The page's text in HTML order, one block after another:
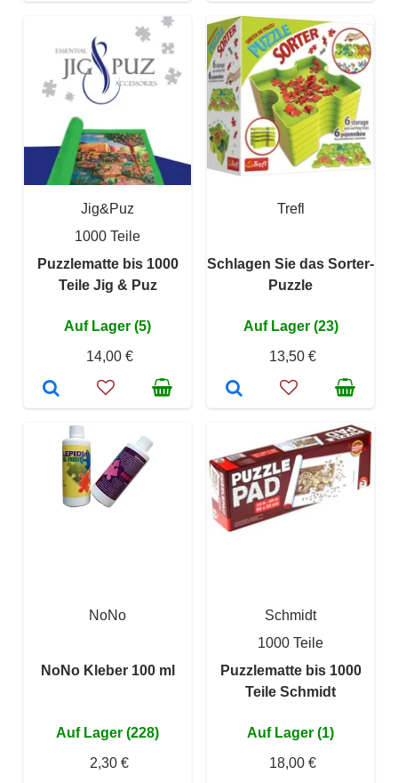
Jig&Puz
1000 Teile
Puzzlematte bis 1000
Teile Jig & Puz
Auf Lager (5)
14,00 €
Trefl
Schlagen Sie das Sorter-
Puzzle
Auf Lager (23)
13,50 €
NoNo
NoNo Kleber 100 ml
Auf Lager (228)
2,30 €
Schmidt
1000 Teile
Puzzlematte bis 1000
Teile Schmidt
Auf Lager (1)
18,00 €